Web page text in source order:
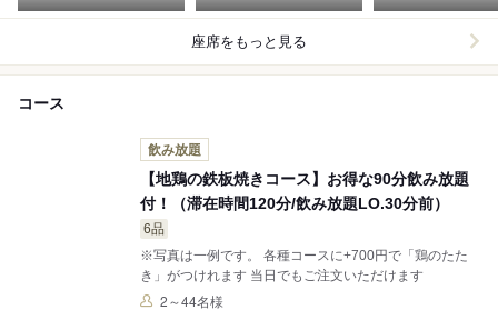
座席をもっと見る
コース
飲み放題
【地鶏の鉄板焼きコース】お得な90分飲み放題
付！（滞在時間120分/飲み放題LO.30分前）
6品
※写真は一例です。 各種コースに+700円で「鶏のたた
き」がつけれます 当日でもご注文いただけます
2～44名様